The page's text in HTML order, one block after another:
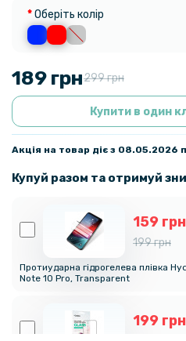
Оберіть колір
189 грн299 грн
Купити в один
Акція на товар діє з 08.05.2026
Купуй разом та отримуй
159 грн
199 грн
Протиударна гідрогелева плівка
Note 10 Pro, Transparent
199 грн